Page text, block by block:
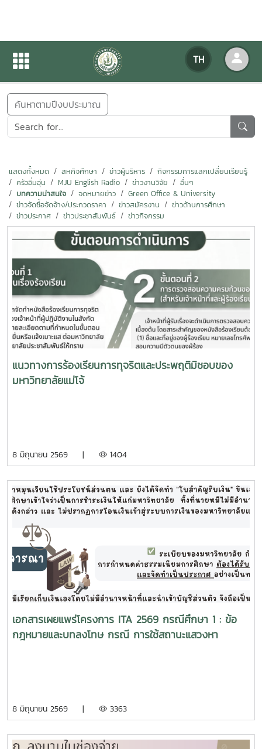
TH
ข่าวสารกิจกรรม
ค้นหาตามปีงบประมาณ
แสดงทั้งหมด สหกิจศึกษา ข่าวผู้บริหาร
กิจกรรมการแลกเปลี่ยนเรียนรู้
ครัวอิ่มอุ่น
MJU English Radio ข่าวงานวิจัย
อื่นๆ
บทความน่าสนใจ
จดหมายข่าว
Green Office & University
ข่าวจัดซื้อจัดจ้าง/ประกวดราคา
ข่าวสมัครงาน
ข่าวด้านการศึกษา
ข่าวประกาศ
ข่าวประชาสัมพันธ์ ข่าวกิจกรรม
แนวทางการร้องเรียนการทุจริตและประพฤติมิชอบของ
มหาวิทยาลัยแม่โจ้
8 มิถุนายน 2569 | 1404
เอกสารเผยแพร่โครงการ ITA 2569 กรณีศึกษา 1 : ข้อ
กฎหมายและบทลงโทษ กรณี การใช้สถานะแสวงหา
8 มิถุนายน 2569 | 3363